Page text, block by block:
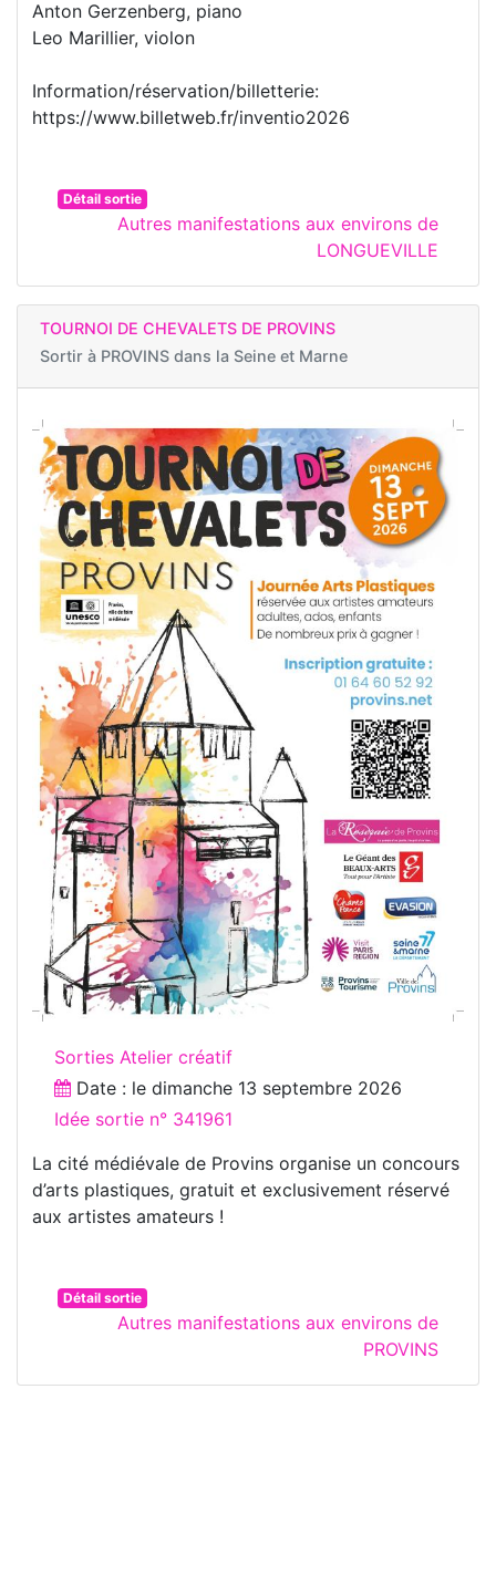
Anton Gerzenberg, piano
Leo Marillier, violon
Information/réservation/billetterie:
https://www.billetweb.fr/inventio2026
Détail sortie
Autres manifestations aux environs de
LONGUEVILLE
TOURNOI DE CHEVALETS DE PROVINS
Sortir à PROVINS dans la Seine et Marne
Sorties Atelier créatif
Date : le dimanche 13 septembre 2026
Idée sortie n° 341961
La cité médiévale de Provins organise un concours
d’arts plastiques, gratuit et exclusivement réservé
aux artistes amateurs !
Détail sortie
Autres manifestations aux environs de
PROVINS